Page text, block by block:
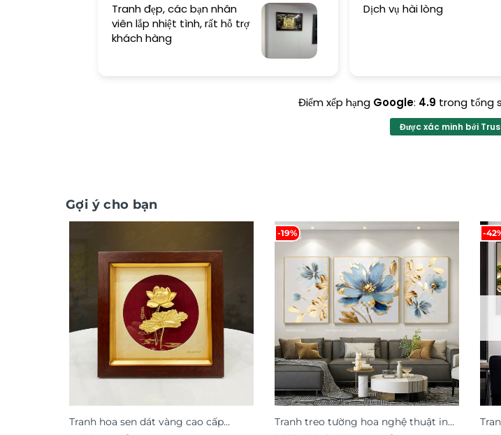
Tranh đẹp, các bạn nhân
viên lắp nhiệt tình, rất hỗ trợ
khách hàng
Dịch vụ hài lòng
Điểm xếp hạng Google: 4.9 trong tổng
Được xác minh bởi
Gợi ý cho bạn
Tranh hoa sen dát vàng cao cấp
-19%
Tranh treo tường hoa nghệ thuật in
-